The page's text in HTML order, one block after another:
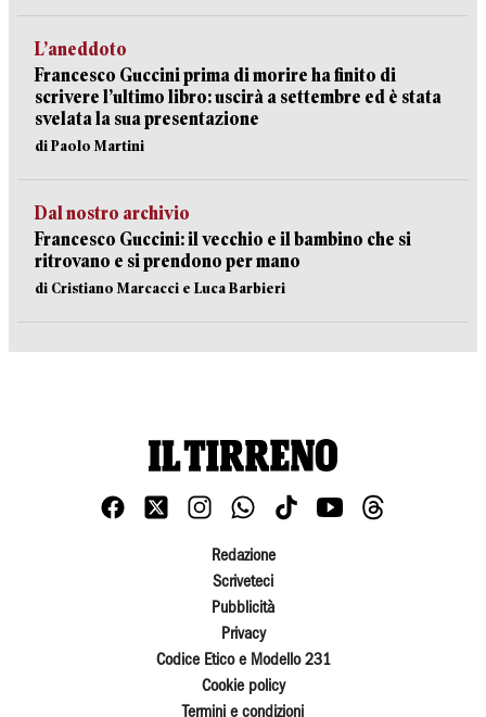
L’aneddoto
Francesco Guccini prima di morire ha finito di
scrivere l’ultimo libro: uscirà a settembre ed è stata
svelata la sua presentazione
di Paolo Martini
Dal nostro archivio
Francesco Guccini: il vecchio e il bambino che si
ritrovano e si prendono per mano
di Cristiano Marcacci e Luca Barbieri
Redazione
Scriveteci
Pubblicità
Privacy
Codice Etico e Modello 231
Cookie policy
Termini e condizioni